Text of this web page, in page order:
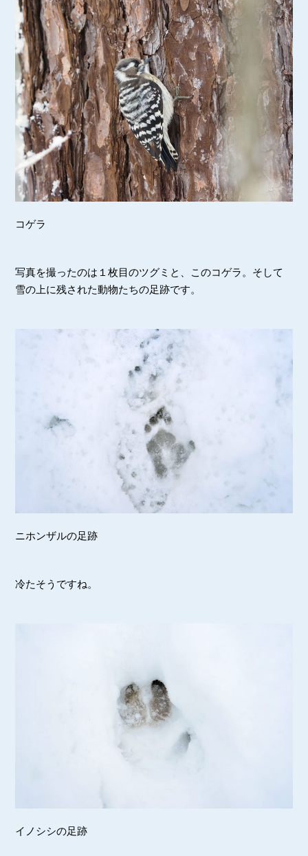
コゲラ
写真を撮ったのは１枚目のツグミと、このコゲラ。そして
雪の上に残された動物たちの足跡です。
ニホンザルの足跡
冷たそうですね。
イノシシの足跡